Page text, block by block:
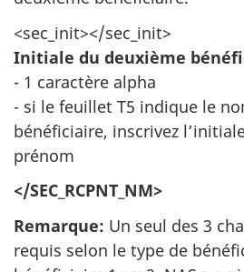
<sec_init></sec_init>
Initiale du deuxième
- 1 caractère alpha
- si le feuillet T5 indique le
bénéficiaire, inscrivez
prénom
</SEC_RCPNT_NM>
Remarque: Un seul des 3
requis selon le type de